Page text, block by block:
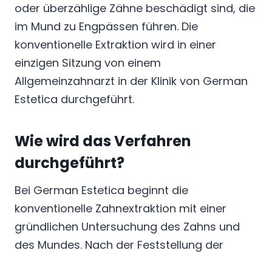
oder überzählige Zähne beschädigt sind, die
im Mund zu Engpässen führen. Die
konventionelle Extraktion wird in einer
einzigen Sitzung von einem
Allgemeinzahnarzt in der Klinik von German
Estetica durchgeführt.
Wie wird das Verfahren
durchgeführt?
Bei German Estetica beginnt die
konventionelle Zahnextraktion mit einer
gründlichen Untersuchung des Zahns und
des Mundes. Nach der Feststellung der